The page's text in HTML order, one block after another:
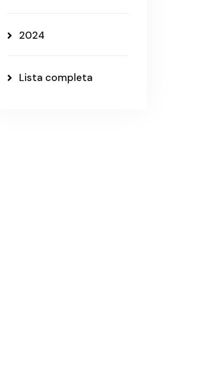
2024
Lista completa